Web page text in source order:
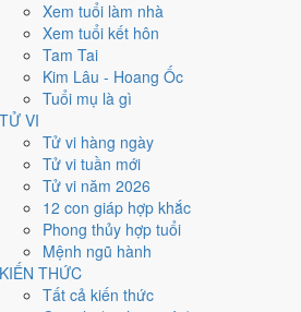
Xem tuổi làm nhà
Xem tuổi kết hôn
Tam Tai
Kim Lâu - Hoang Ốc
Tuổi mụ là gì
TỬ VI
Tử vi hàng ngày
Tử vi tuần mới
Tử vi năm 2026
12 con giáp hợp khắc
Phong thủy hợp tuổi
Mệnh ngũ hành
KIẾN THỨC
Tất cả kiến thức
là nămKỷ Sửu, Nạp Âm
chi này nằm ở bài
can chi Kỷ Sửu
× Thổ)
Hỏa
Cấn Thổ